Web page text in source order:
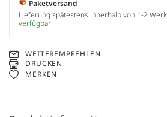
Paketversand
Lieferung spätestens innerhalb von 1-2
verfügbar
WEITEREMPFEHLEN
DRUCKEN
MERKEN